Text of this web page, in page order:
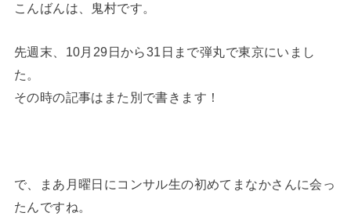
こんばんは、鬼村です。
先週末、10月29日から31日まで弾丸で東京にいまし
た。
その時の記事はまた別で書きます！
で、まあ月曜日にコンサル生の初めてまなかさんに会っ
たんですね。